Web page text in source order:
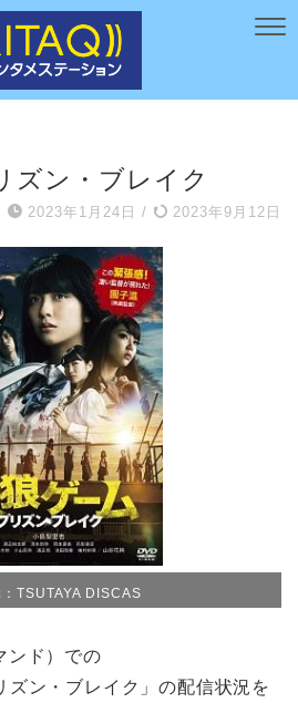
ズン・ブレイク
2023年1月24日 / 2023年9月12日
：TSUTAYA DISCAS
ンド）での
ズン・ブレイク」の配信状況を